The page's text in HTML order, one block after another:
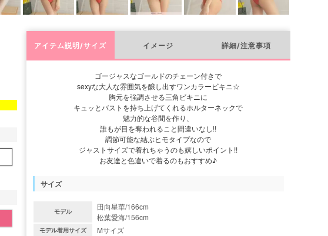
アイテム説明/サイズ イメージ 詳細/注意事項
ゴージャスなゴールドのチェーン付きで
sexyな大人な雰囲気を醸し出すワンカラービキニ☆
胸元を強調させる三角ビキニに
キュッとバストを持ち上げてくれるホルターネックで
魅力的な谷間を作り、
誰もが目を奪われること間違いなし!!
調節可能な結ぶヒモタイプなので
ジャストサイズで着れちゃうのも嬉しいポイント!!
お友達と色違いで着るのもおすすめ♪
サイズ
モデル
田向星華/166cm
松葉愛海/156cm
モデル着用サイズ Mサイズ